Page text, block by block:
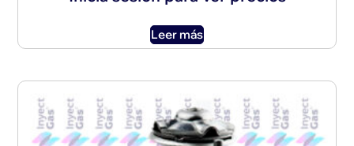
Leer más